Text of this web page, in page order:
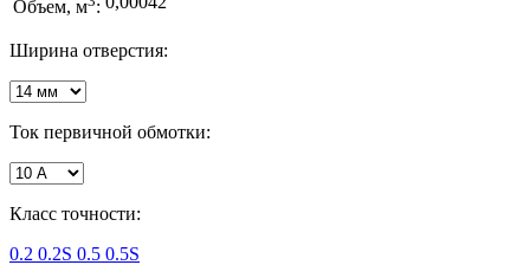
Объем, м :
Ширина отверстия:
Ток первичной обмотки:
Класс точности:
0.2 0.2S 0.5 0.5S